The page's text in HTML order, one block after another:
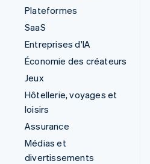
Plateformes
SaaS
Entreprises d'IA
Économie des créateurs
Jeux
Hôtellerie, voyages et
loisirs
Assurance
Médias et
divertissements